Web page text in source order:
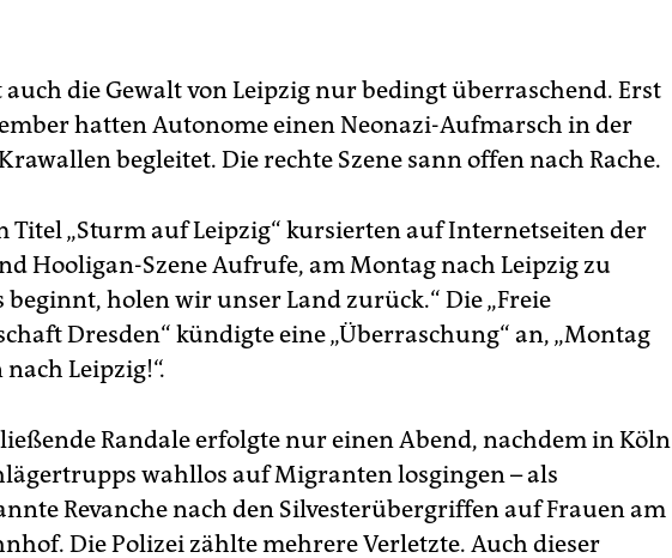
auch die Gewalt von Leipzig nur bedingt überraschend. Erst
hatten Autonome einen Neonazi-Aufmarsch in der
begleitet. Die rechte Szene sann offen nach Rache.
Titel „Sturm auf Leipzig“ kursierten auf Internetseiten der
Hooligan-Szene Aufrufe, am Montag nach Leipzig zu
beginnt, holen wir unser Land zurück.“ Die „Freie
Dresden“ kündigte eine „Überraschung“ an, „Montag
Leipzig!“.
Randale erfolgte nur einen Abend, nachdem in Köln
wahllos auf Migranten losgingen – als
Revanche nach den Silvesterübergriffen auf Frauen am
Die Polizei zählte mehrere Verletzte. Auch dieser